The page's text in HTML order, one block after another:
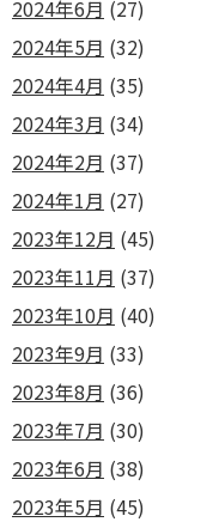
2024年6月 (27)
2024年5月 (32)
2024年4月 (35)
2024年3月 (34)
2024年2月 (37)
2024年1月 (27)
2023年12月 (45)
2023年11月 (37)
2023年10月 (40)
2023年9月 (33)
2023年8月 (36)
2023年7月 (30)
2023年6月 (38)
2023年5月 (45)